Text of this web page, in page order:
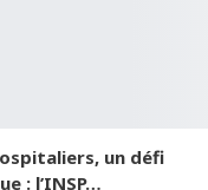
un défi
: l’INSP…